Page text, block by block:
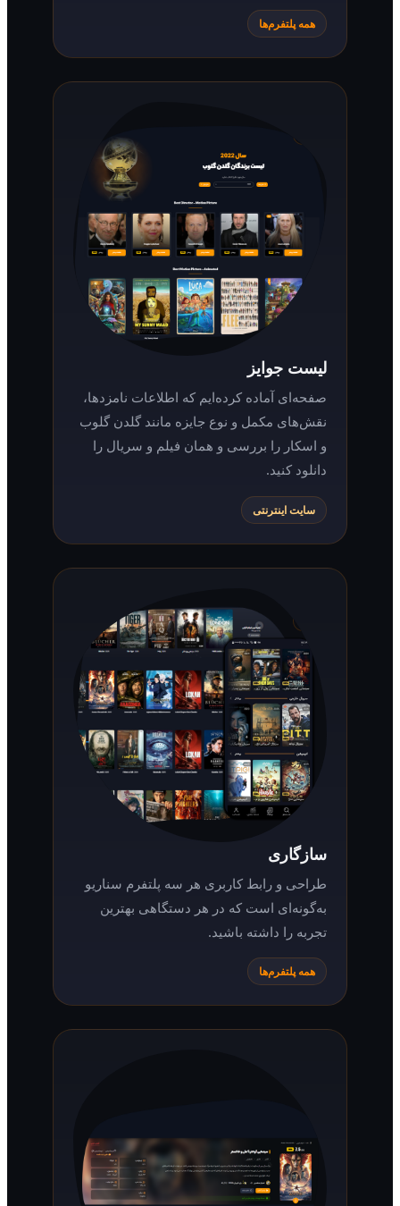
همه پلتفرم‌ها
لیست جوایز
صفحه‌ای آماده کرده‌ایم که اطلاعات نامزدها،
نقش‌های مکمل و نوع جایزه مانند گلدن گلوب
و اسکار را بررسی و همان فیلم و سریال را
سایت اینترنتی
طراحی و رابط کاربری هر سه پلتفرم سناریو
به‌گونه‌ای است که در هر دستگاهی بهترین
تجربه را داشته باشید.
همه پلتفرم‌ها